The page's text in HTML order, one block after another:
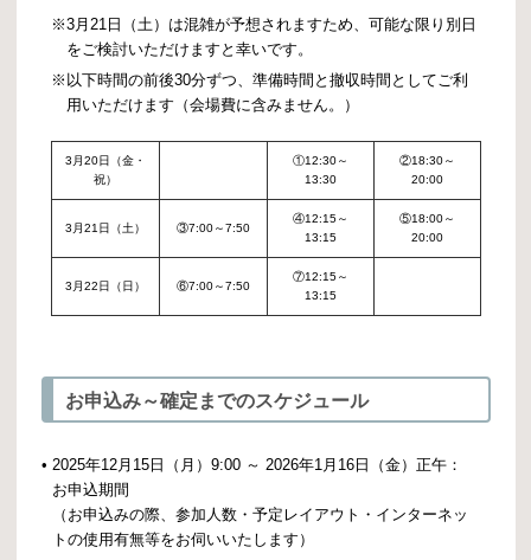
※3月21日（土）は混雑が予想されますため、可能な限り別日
をご検討いただけますと幸いです。
※ 以下時間の前後30分ずつ、準備時間と撤収時間としてご利
用いただけます（会場費に含みません。）
3月20日（金・
祝）
①12:30～
13:30
②18:30～
20:00
3月21日（土） ③7:00～7:50
④12:15～
13:15
⑤18:00～
20:00
3月22日（日） ⑥7:00～7:50
⑦12:15～
13:15
お申込み～確定までのスケジュール
• 2025年12月15日（月）9:00 ～ 2026年1月16日（金）正午：
お申込期間
（お申込みの際、参加人数・予定レイアウト・インターネッ
トの使用有無等をお伺いいたします）